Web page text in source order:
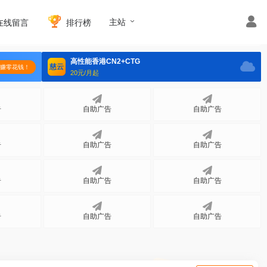
线留言 排行榜 主站
零花钱！ 慈云
高性能香港CN2+CTG
20元/月起
自助广告 自助广告
自助广告 自助广告
自助广告 自助广告
自助广告 自助广告